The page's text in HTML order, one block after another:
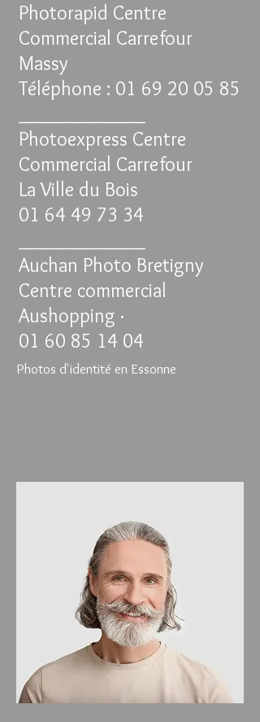
Photorapid Centre
Commercial Carrefour
Massy
Téléphone : 01 69 20 05 85
Photoexpress Centre
Commercial Carrefour
La Ville du Bois
01 64 49 73 34
Auchan Photo Bretigny
Centre commercial
Aushopping ·
01 60 85 14 04
Photos d'identité en Essonne